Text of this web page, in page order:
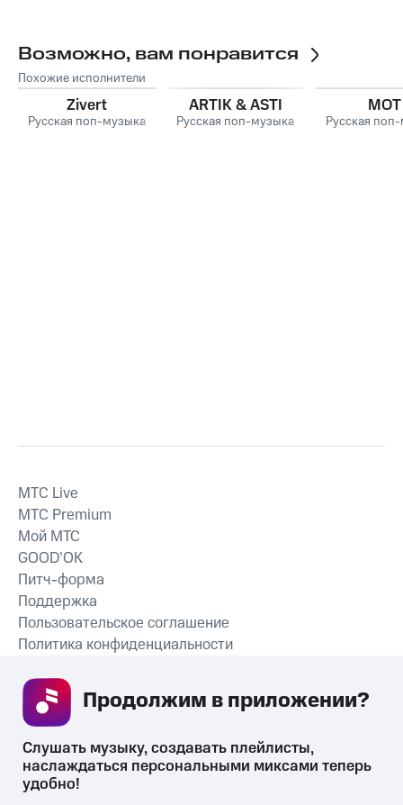
Возможно, вам понравится
Похожие исполнители
Zivert
Русская поп-музыка
ARTIK & ASTI
Русская поп-музыка
MOT
Русская
СКАЧАТЬ ПРИЛОЖЕНИЕ
MTС Live
MTС Premium
Мой МТС
GOOD’OK
Питч-форма
Поддержка
Пользовательское соглашение
Политика конфиденциальности
Слушать музыку, создавать плейлисты,
наслаждаться персональными миксами теперь
удобно!